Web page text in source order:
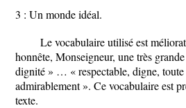
3 : Un monde idéal.
Le vocabulaire utilisé est
honnête, Monseigneur, une très
dignité » … « respectable, digne,
admirablement ». Ce vocabulaire est
texte.